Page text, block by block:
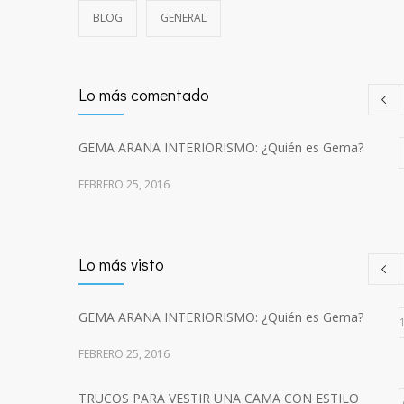
BLOG GENERAL
Lo más comentado
GEMA ARANA INTERIORISMO: ¿Quién es Gema?
FEBRERO 25, 2016
Lo más visto
GEMA ARANA INTERIORISMO: ¿Quién es Gema?
FEBRERO 25, 2016
TRUCOS PARA VESTIR UNA CAMA CON ESTILO